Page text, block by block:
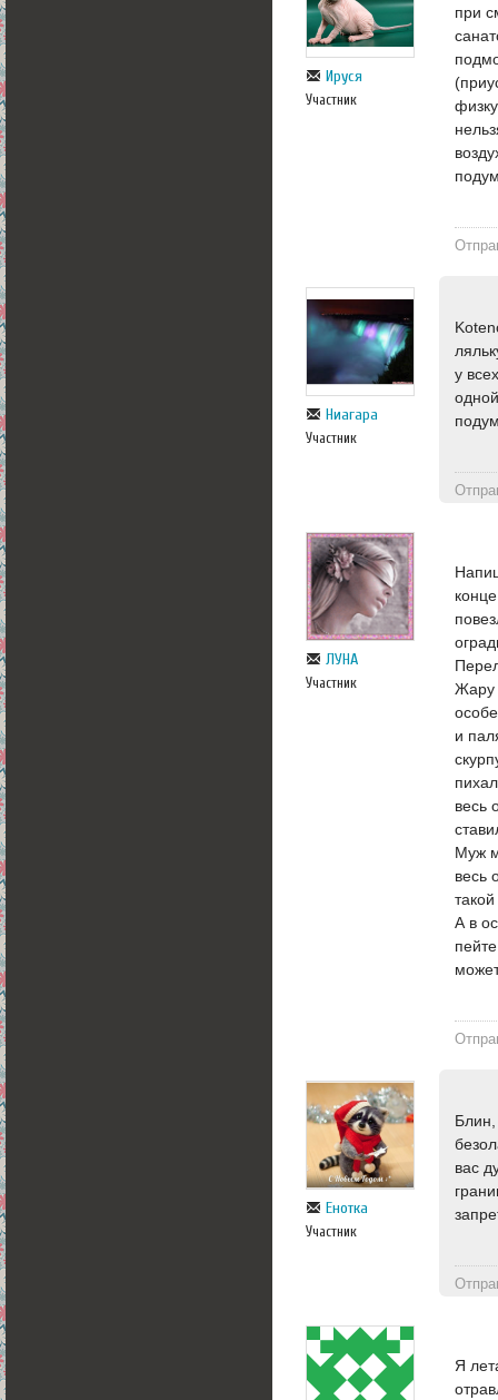
Ируся
Участник
при
Ниагара
Участник
у
ЛУНА
Участник
Жару
и
весь
Муж
весь
А в
Енотка
Участник
вас
Я